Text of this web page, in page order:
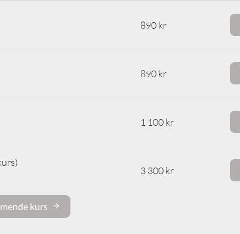
890 kr
890 kr
1 100 kr
3 300 kr
kurs